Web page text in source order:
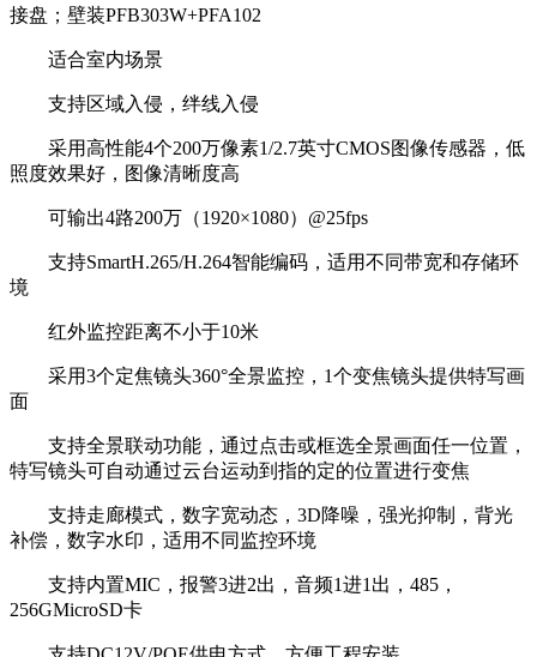
接盘；壁装PFB303W+PFA102
适合室内场景
支持区域入侵，绊线入侵
采用高性能4个200万像素1/2.7英寸CMOS图像传感器，低
照度效果好，图像清晰度高
可输出4路200万（1920×1080）@25fps
支持SmartH.265/H.264智能编码，适用不同带宽和存储环
境
红外监控距离不小于10米
采用3个定焦镜头360°全景监控，1个变焦镜头提供特写画
面
支持全景联动功能，通过点击或框选全景画面任一位置，
特写镜头可自动通过云台运动到指的定的位置进行变焦
支持走廊模式，数字宽动态，3D降噪，强光抑制，背光
补偿，数字水印，适用不同监控环境
支持内置MIC，报警3进2出，音频1进1出，485，
256GMicroSD卡